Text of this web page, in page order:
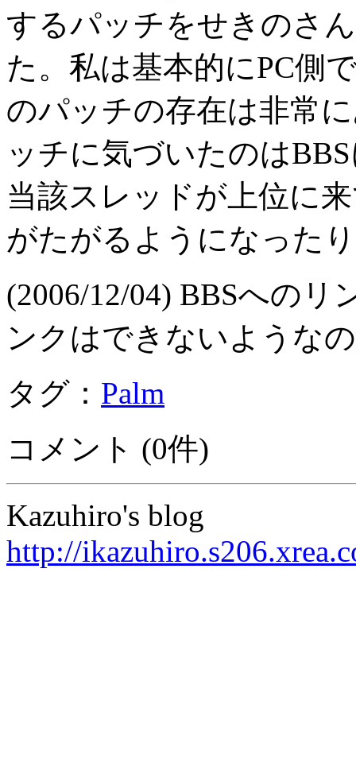
するパッチをせきのさ
た。私は基本的にPC側
のパッチの存在は非常
ッチに気づいたのは
当該スレッドが上位に
がたがるようになった
(2006/12/04) BBSへの
ンクはできないような
タグ： Palm
コメント (0件)
Kazuhiro's blog
http://